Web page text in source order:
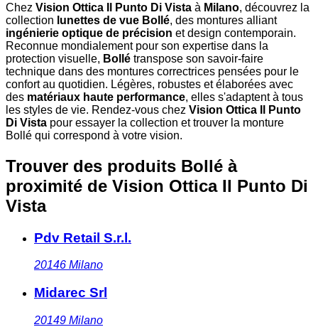
Chez Vision Ottica Il Punto Di Vista à Milano, découvrez la
collection lunettes de vue Bollé, des montures alliant
ingénierie optique de précision et design contemporain.
Reconnue mondialement pour son expertise dans la
protection visuelle, Bollé transpose son savoir-faire
technique dans des montures correctrices pensées pour le
confort au quotidien. Légères, robustes et élaborées avec
des matériaux haute performance, elles s'adaptent à tous
les styles de vie. Rendez-vous chez Vision Ottica Il Punto
Di Vista pour essayer la collection et trouver la monture
Bollé qui correspond à votre vision.
Trouver des produits Bollé à
proximité de Vision Ottica Il Punto Di
Vista
Pdv Retail S.r.l.
20146 Milano
Midarec Srl
20149 Milano